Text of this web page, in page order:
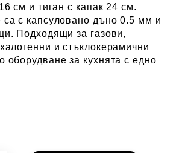
см и тиган с капак 24 см.
са с капсуловано дъно 0.5 мм и
Подходящи за газови,
и стъклокерамични
оборудване за кухнята с едно